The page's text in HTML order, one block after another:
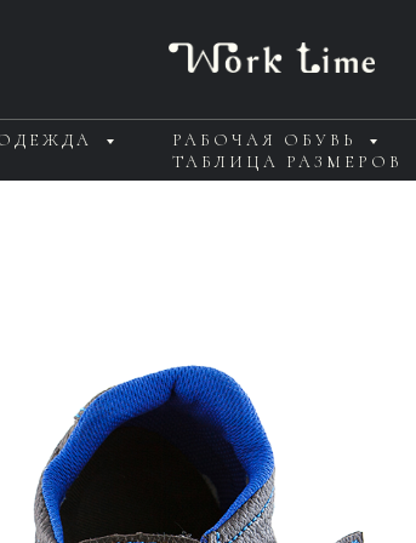
РАБОЧАЯ ОБУВЬ
ТАБЛИЦА РАЗМЕРОВ